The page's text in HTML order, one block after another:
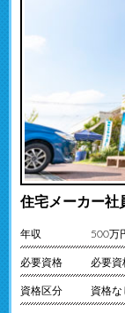
住宅メーカー社
年収 500万
必要資格 必要資
資格区分 資格な